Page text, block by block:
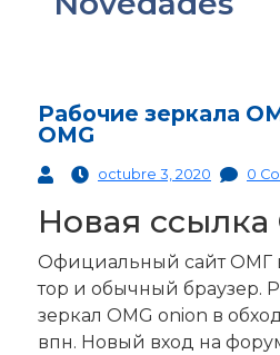
Рабочие зеркала
OMG
octubre 3, 2020 0
Новая ссылка
Официальный сайт ОМГ
тор и обычный браузер.
зеркал OMG onion в
впн. Новый вход на